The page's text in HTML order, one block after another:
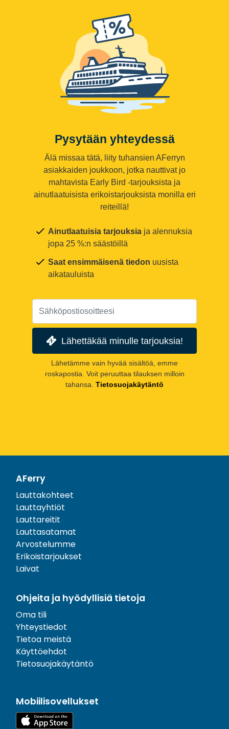
Pysytään yhteydessä
Älä missaa tätä, liity tuhansien AFerryn
asiakkaiden joukkoon, jotka nauttivat jo
mahtavista Early Bird -tarjouksista ja
ainutlaatuisista erikoistarjouksista monilla eri
reiteillä!
Ainutlaatuisia tarjouksia ja alennuksia
jopa 25 %:n säästöillä
Saat ensimmäisenä tiedon uusista
aikatauluista
Lähettäkää minulle tarjouksia!
Lähetämme vain hyvää sisältöä, emme
roskapostia. Voit peruuttaa tilauksen milloin
tahansa. Tietosuojakäytäntö
AFerry
Lauttakohteet
Lauttayhtiöt
Lauttareitit
Lauttasatamat
Arvostelumme
Erikoistarjoukset
Laivat
Ohjeita ja hyödyllisiä tietoja
Oma tili
Yhteystiedot
Tietoa meistä
Käyttöehdot
Tietosuojakäytäntö
Mobiilisovellukset